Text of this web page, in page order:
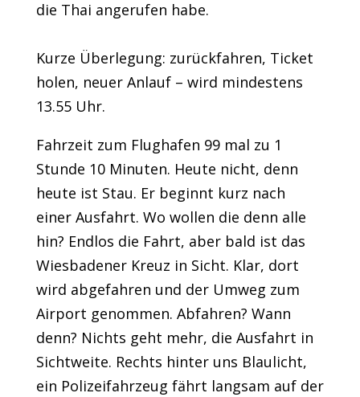
die Thai angerufen habe.
Kurze Überlegung: zurückfahren, Ticket
holen, neuer Anlauf – wird mindestens
13.55 Uhr.
Fahrzeit zum Flughafen 99 mal zu 1
Stunde 10 Minuten. Heute nicht, denn
heute ist Stau. Er beginnt kurz nach
einer Ausfahrt. Wo wollen die denn alle
hin? Endlos die Fahrt, aber bald ist das
Wiesbadener Kreuz in Sicht. Klar, dort
wird abgefahren und der Umweg zum
Airport genommen. Abfahren? Wann
denn? Nichts geht mehr, die Ausfahrt in
Sichtweite. Rechts hinter uns Blaulicht,
ein Polizeifahrzeug fährt langsam auf der